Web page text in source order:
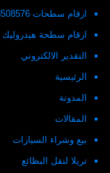
ارقام سطحات 0553508576
ارقام سطحة هيدروليك 0553508576 نقل سيارات خدمه 24ساعة
التقدير الالكتروني
الرئيسية
المدونة
المقالات
بيع وشراء السيارات
تريلا لنقل البظائع